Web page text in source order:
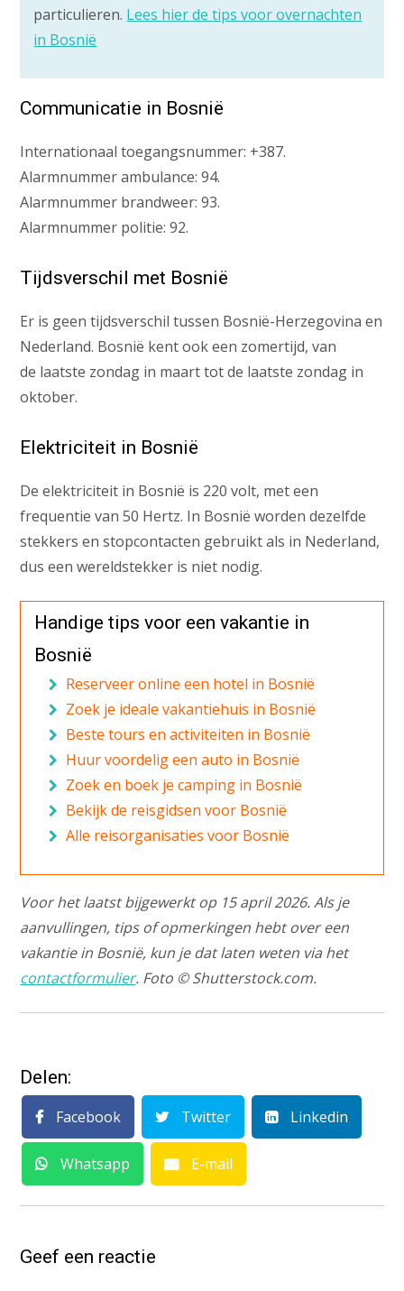
particulieren. Lees hier de tips voor overnachten
in Bosnië
Communicatie in Bosnië
Internationaal toegangsnummer: +387.
Alarmnummer ambulance: 94.
Alarmnummer brandweer: 93.
Alarmnummer politie: 92.
Tijdsverschil met Bosnië
Er is geen tijdsverschil tussen Bosnië-Herzegovina en
Nederland. Bosnië kent ook een zomertijd, van
de laatste zondag in maart tot de laatste zondag in
oktober.
Elektriciteit in Bosnië
De elektriciteit in Bosnië is 220 volt, met een
frequentie van 50 Hertz. In Bosnië worden dezelfde
stekkers en stopcontacten gebruikt als in Nederland,
dus een wereldstekker is niet nodig.
Handige tips voor een vakantie in
Bosnië
Reserveer online een hotel in Bosnië
Zoek je ideale vakantiehuis in Bosnië
Beste tours en activiteiten in Bosnië
Huur voordelig een auto in Bosnië
Zoek en boek je camping in Bosnië
Bekijk de reisgidsen voor Bosnië
Alle reisorganisaties voor Bosnië
Voor het laatst bijgewerkt op 15 april 2026. Als je
aanvullingen, tips of opmerkingen hebt over een
vakantie in Bosnië, kun je dat laten weten via het
contactformulier. Foto © Shutterstock.com.
Delen:
Facebook Twitter Linkedin
Whatsapp E-mail
Geef een reactie